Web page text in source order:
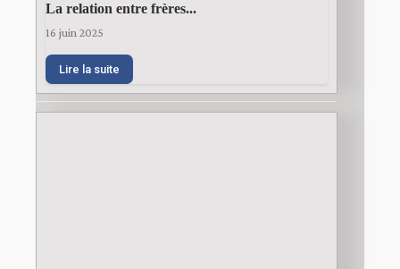
La relation entre frères...
16 juin 2025
Lire la suite